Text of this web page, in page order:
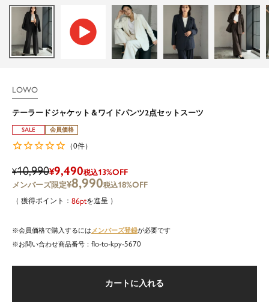
LOWO
テーラードジャケット＆ワイドパンツ2点セットスーツ
SALE 会員価格
（0件）
¥10,990¥9,490税込13%OFF
¥8,990税込18%OFF
86 を進呈
会員価格で購入するには メンバーズ登録が必要です
商品番号
flo-to-kpy-5670
カートに入れる